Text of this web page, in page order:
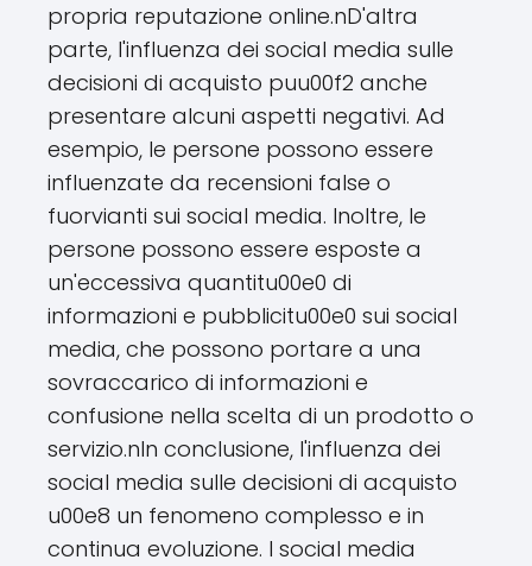
propria reputazione online.nD'altra
parte, l'influenza dei social media sulle
decisioni di acquisto puu00f2 anche
presentare alcuni aspetti negativi. Ad
esempio, le persone possono essere
influenzate da recensioni false o
fuorvianti sui social media. Inoltre, le
persone possono essere esposte a
un'eccessiva quantitu00e0 di
informazioni e pubblicitu00e0 sui social
media, che possono portare a una
sovraccarico di informazioni e
confusione nella scelta di un prodotto o
servizio.nIn conclusione, l'influenza dei
social media sulle decisioni di acquisto
u00e8 un fenomeno complesso e in
continua evoluzione. I social media